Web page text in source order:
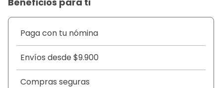
su textura fina absorbe la humedad
instantáneamente para mantener la piel seca y
fresca durante actividades físicas intensas,
proporcionando una sensación de limpieza profunda
y una protección duradera que se extiende a lo largo
de todo el día en una presentación con contenido
adicional para mayor rendimiento.
Paga con tu nómina
Envíos desde $9.900
Compras seguras